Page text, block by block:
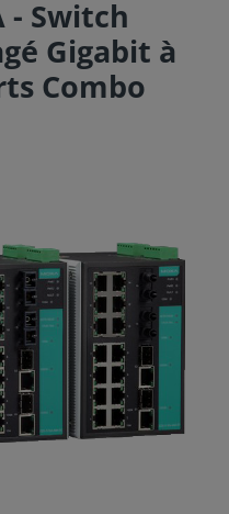
- Switch
Gigabit à
Combo